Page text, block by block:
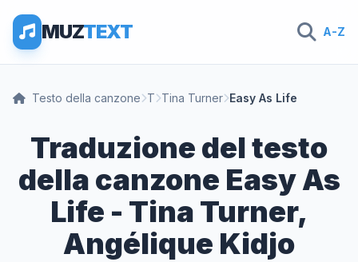
MUZTEXT A-Z
Testo della canzone T Tina Turner Easy As Life
Traduzione del testo
della canzone Easy As
Life - Tina Turner,
Angélique Kidjo